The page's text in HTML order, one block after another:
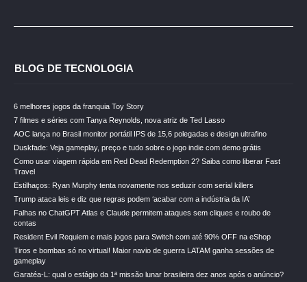
BLOG DE TECNOLOGIA
6 melhores jogos da franquia Toy Story
7 filmes e séries com Tanya Reynolds, nova atriz de Ted Lasso
AOC lança no Brasil monitor portátil IPS de 15,6 polegadas e design ultrafino
Duskfade: Veja gameplay, preço e tudo sobre o jogo indie com demo grátis
Como usar viagem rápida em Red Dead Redemption 2? Saiba como liberar Fast
Travel
Estilhaços: Ryan Murphy tenta novamente nos seduzir com serial killers
Trump ataca leis e diz que regras podem ‘acabar com a indústria da IA’
Falhas no ChatGPT Atlas e Claude permitem ataques sem cliques e roubo de
contas
Resident Evil Requiem e mais jogos para Switch com até 90% OFF na eShop
Tiros e bombas só no virtual! Maior navio de guerra LATAM ganha sessões de
gameplay
Garatéa-L: qual o estágio da 1ª missão lunar brasileira dez anos após o anúncio?